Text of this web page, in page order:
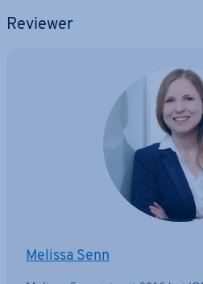
Reviewer
Melissa Senn